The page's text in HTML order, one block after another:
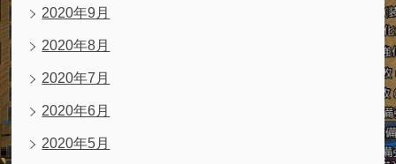
2020年9月
2020年8月
2020年7月
2020年6月
2020年5月